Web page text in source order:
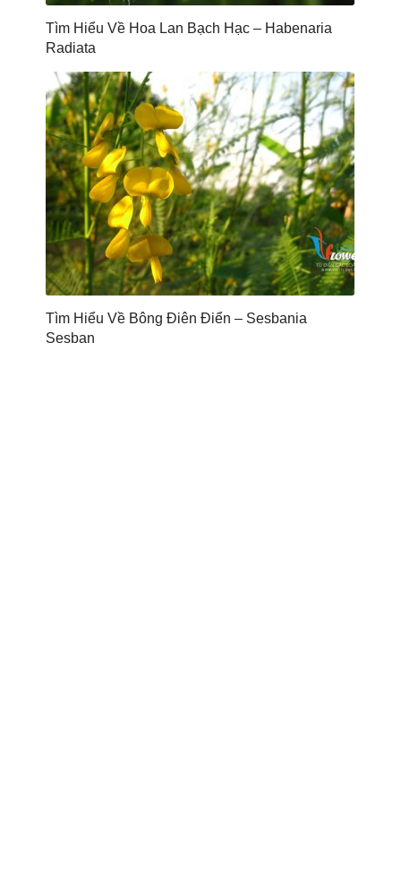
Tìm Hiểu Về Hoa Lan Bạch Hạc – Habenaria
Radiata
Tìm Hiểu Về Bông Điên Điển – Sesbania
Sesban